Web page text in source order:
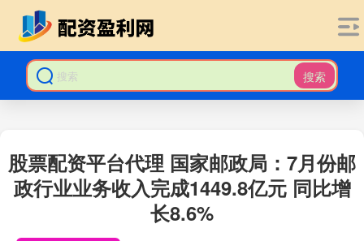
搜索
股票配资平台代理 国家邮政局：7月份邮
政行业业务收入完成1449.8亿元 同比增
长8.6%